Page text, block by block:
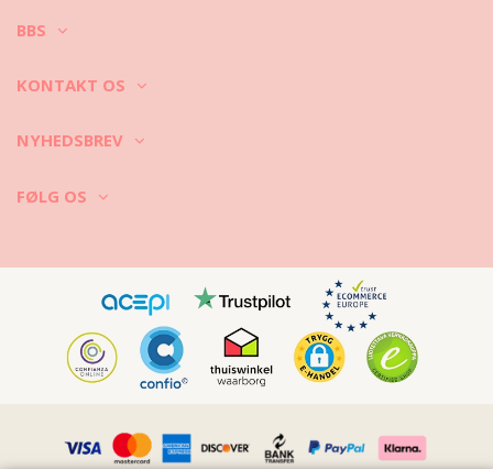
BBS
KONTAKT OS
NYHEDSBREV
FØLG OS